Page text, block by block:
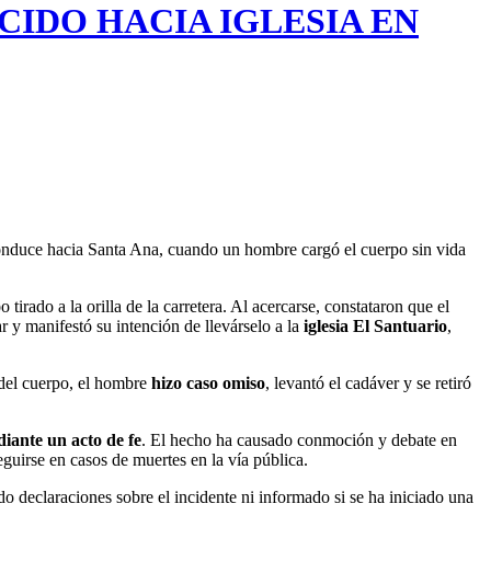
HACIA IGLESIA EN
hacia Santa Ana, cuando un hombre cargó el cuerpo sin vida
a la orilla de la carretera. Al acercarse, constataron que el
manifestó su intención de llevárselo a la iglesia El Santuario,
cuerpo, el hombre hizo caso omiso, levantó el cadáver y se retiró
un acto de fe. El hecho ha causado conmoción y debate en
en casos de muertes en la vía pública.
declaraciones sobre el incidente ni informado si se ha iniciado una